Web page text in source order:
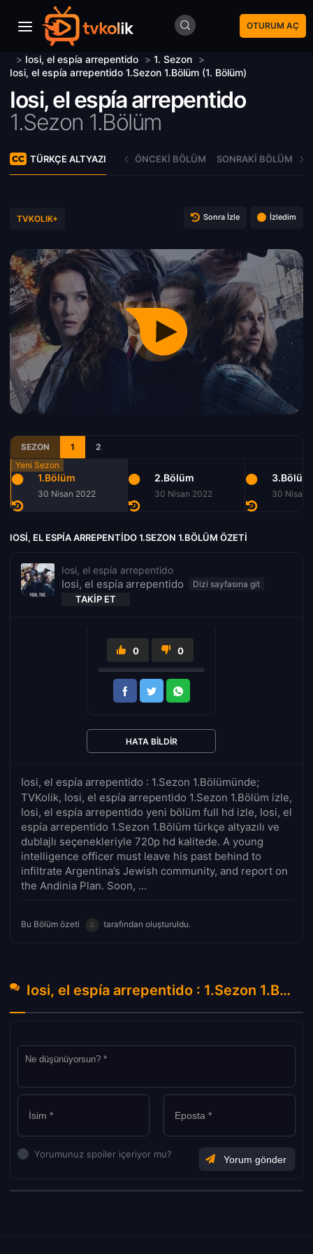
OTURUM AÇ
> Iosi, el espía arrepentido > 1. Sezon >
Iosi, el espía arrepentido 1.Sezon 1.Bölüm (1. Bölüm)
Iosi, el espía arrepentido
1.Sezon 1.Bölüm
TÜRKÇE ALTYAZI ÖNCEKI BÖLÜM SONRAKI BÖLÜM
TVKOLIK+ Sonra İzle İzledim
SEZON 1 2
1.Bölüm
30 Nisan 2022
2.Bölüm
30 Nisan 2022
3.Bölüm
30 Nisan
IOSI, EL ESPÍA ARREPENTIDO 1.SEZON 1.BÖLÜM ÖZETI
Iosi, el espía arrepentido
Iosi, el espía arrepentido
TAKIP ET
Iosi, el espía arrepentido : 1.Sezon 1.Bölümünde;
TVKolik, Iosi, el espía arrepentido 1.Sezon 1.Bölüm izle,
Iosi, el espía arrepentido yeni bölüm full hd izle, Iosi, el
espía arrepentido 1.Sezon 1.Bölüm türkçe altyazılı ve
dublajlı seçenekleriyle 720p hd kalitede. A young
intelligence officer must leave his past behind to
infiltrate Argentina’s Jewish community, and report on
the Andinia Plan. Soon, ...
Bu Bölüm özeti tarafından oluşturuldu.
0 0
HATA BILDIR
Iosi, el espía arrepentido : 1.Sezon 1.Bölüm Hakkında Yorumlar
Yorumunuz spoiler içeriyor mu?